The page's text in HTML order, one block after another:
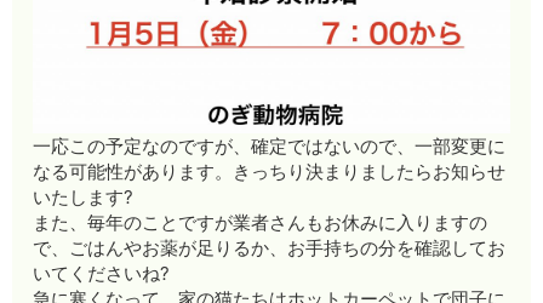
一応この予定なのですが、確定ではないので、一部変更に
なる可能性があります。きっちり決まりましたらお知らせ
いたします?
また、毎年のことですが業者さんもお休みに入りますの
で、ごはんやお薬が足りるか、お手持ちの分を確認してお
いてくださいね?
急に寒くなって、家の猫たちはホットカーペットで団子に